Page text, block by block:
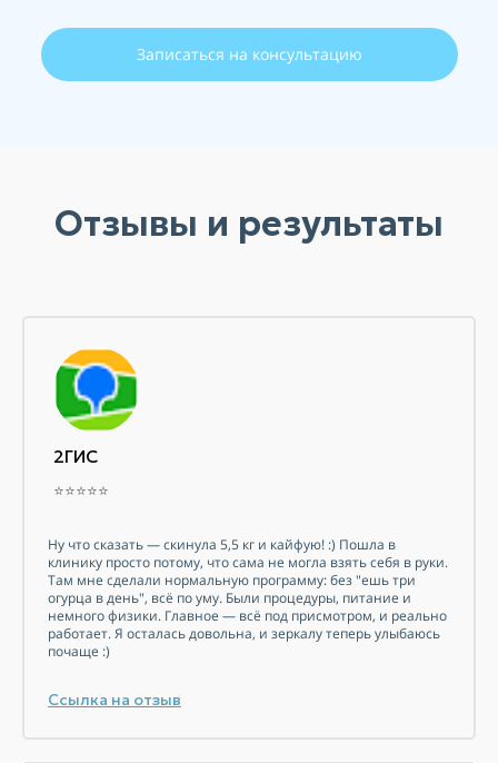
Записаться на консультацию
Отзывы и результаты
2ГИС
⭐⭐⭐⭐⭐
Ну что сказать — скинула 5,5 кг и кайфую! :) Пошла в
клинику просто потому, что сама не могла взять себя в руки.
Там мне сделали нормальную программу: без "ешь три
огурца в день", всё по уму. Были процедуры, питание и
немного физики. Главное — всё под присмотром, и реально
работает. Я осталась довольна, и зеркалу теперь улыбаюсь
почаще :)
Ссылка на отзыв